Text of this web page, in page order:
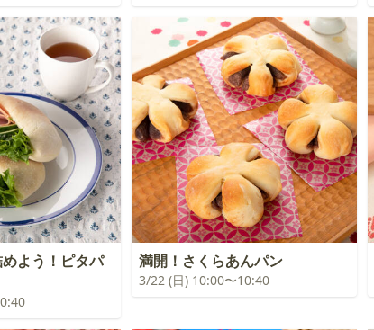
よう！ピタパ
満開！さくらあんパン
3/22 (日) 10:00〜10:40